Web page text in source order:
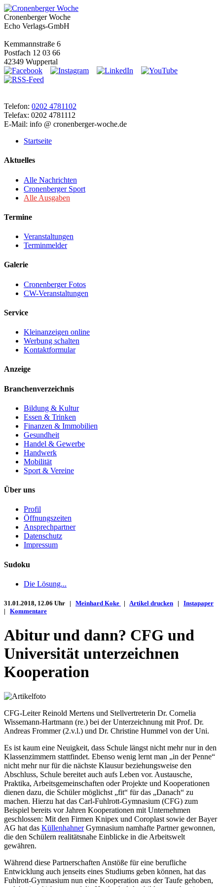
Cronenberger Woche
Echo Verlags-GmbH
Kemmannstraße 6
Postfach 12 03 66
42349 Wuppertal
Telefon: 0202 4781102
Telefax: 0202 4781112
E-Mail: info @ cronenberger-woche.de
Startseite
Aktuelles
Alle Nachrichten
Cronenberger Sport
Alle Ausgaben
Termine
Veranstaltungen
Terminmelder
Galerie
Cronenberger Fotos
CW-Veranstaltungen
Service
Kleinanzeigen online
Werbung schalten
Kontaktformular
Anzeige
Branchenverzeichnis
Bildung & Kultur
Essen & Trinken
Finanzen & Immobilien
Gesundheit
Handel & Gewerbe
Handwerk
Mobilität
Sport & Vereine
Über uns
Profil
Öffnungszeiten
Ansprechpartner
Datenschutz
Impressum
Sudoku
Die Lösung...
31.01.2018, 12.06 Uhr | Meinhard Koke | Artikel drucken | Instapaper
| Kommentare
Abitur und dann? CFG und
Universität unterzeichnen
Kooperation
CFG-Leiter Reinold Mertens und Stellvertreterin Dr. Cornelia
Wissemann-Hartmann (re.) bei der Unterzeichnung mit Prof. Dr.
Andreas Frommer (2.v.l.) und Dr. Christine Hummel von der Uni.
Es ist kaum eine Neuigkeit, dass Schule längst nicht mehr nur in den
Klassenzimmern stattfindet. Ebenso wenig lernt man „in der Penne“
nicht mehr nur für die nächste Klausur beziehungsweise den
Abschluss, Schule bereitet auch aufs Leben vor. Austausche,
Praktika, Arbeitsgemeinschaften oder Projekte und Kooperationen
dienen dazu, die Schüler möglichst „fit“ für das „Danach“ zu
machen. Hierzu hat das Carl-Fuhlrott-Gymnasium (CFG) zum
Beispiel bereits vor Jahren Kooperationen mit Unternehmen
geschlossen: Mit den Firmen Knipex und Coroplast sowie der Bayer
AG hat das KüllenhahnerGymnasium namhafte Partner gewonnen,
die den Schülern realitätsnahe Einblicke in die Arbeitswelt
gewähren.
Während diese Partnerschaften Anstöße für eine berufliche
Entwicklung auch jenseits eines Studiums geben können, hat das
Fuhlrott-Gymnasium nun eine Kooperation aus der Taufe gehoben,